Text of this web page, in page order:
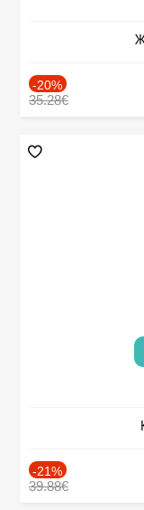
-20%
35.28€
-21%
39.88€